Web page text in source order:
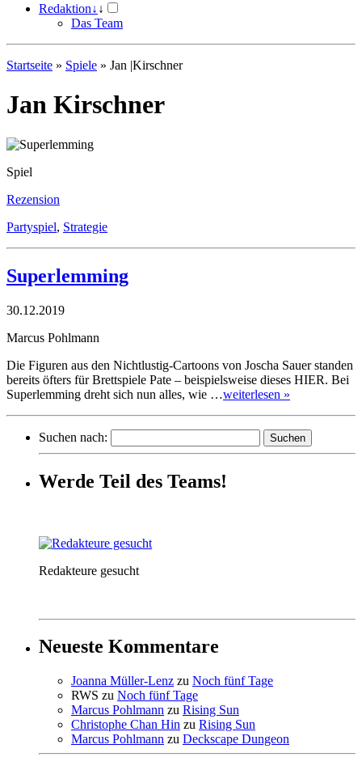
Redaktion↓ ↓
Das Team
Startseite » Spiele » Jan |Kirschner
Jan Kirschner
Spiel
Rezension
Partyspiel, Strategie
Superlemming
30.12.2019
Marcus Pohlmann
Die Figuren aus den Nichtlustig-Cartoons von Joscha Sauer standen
bereits öfters für Brettspiele Pate – beispielsweise dieses HIER. Bei
Superlemming dreht sich nun alles, wie …weiterlesen »
Suchen nach:
Werde Teil des Teams!
Redakteure gesucht
Neueste Kommentare
Joanna Müller-Lenz zu Noch fünf Tage
RWS zu Noch fünf Tage
Marcus Pohlmann zu Rising Sun
Christophe Chan Hin zu Rising Sun
Marcus Pohlmann zu Deckscape Dungeon